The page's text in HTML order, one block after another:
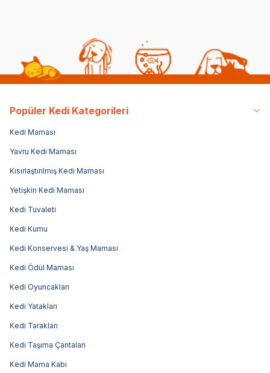
Popüler Kedi Kategorileri
Kedi Maması
Yavru Kedi Maması
Kısırlaştırılmış Kedi Maması
Yetişkin Kedi Maması
Kedi Tuvaleti
Kedi Kumu
Kedi Konservesi & Yaş Maması
Kedi Ödül Maması
Kedi Oyuncakları
Kedi Yatakları
Kedi Tarakları
Kedi Taşıma Çantaları
Kedi Mama Kabı